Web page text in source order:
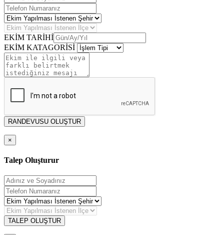
EKİM TARİHİ
EKİM KATAGORİSİ
RANDEVUSU OLUŞTUR
×
Talep Oluşturur
TALEP OLUŞTUR